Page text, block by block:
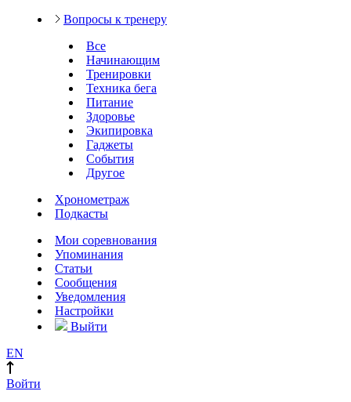
Вопросы к тренеру
Все
Начинающим
Тренировки
Техника бега
Питание
Здоровье
Экипировка
Гаджеты
События
Другое
Хронометраж
Подкасты
Мои соревнования
Упоминания
Статьи
Сообщения
Уведомления
Настройки
Выйти
EN
Войти